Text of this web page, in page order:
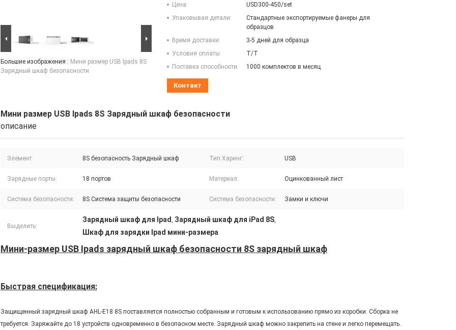
Большие изображения : Мини размер USB Ipads 8S
Зарядный шкаф безопасности
Цена:
USD300-450/set
Упаковывая детали:
Стандартные экспортируемые фанеры для
образцов
Время доставки:
3-5 дней для образца
Условия оплаты:
T/T
Поставка способности:
1000 комплектов в месяц
Контакт
Мини размер USB Ipads 8S Зарядный шкаф безопасности
описание
Элемент: 8S безопасность Зарядный шкаф Тип Харинг: USB
Зарядные порты: 18 портов Материал: Оцинкованный лист
Система безопасности: 8S Система защиты безопасности Система безопасности: Замки и ключи
Выделить:
Зарядный шкаф для Ipad, Зарядный шкаф для iPad 8S,
Шкаф для зарядки Ipad мини-размера
Мини-размер USB Ipads зарядный шкаф безопасности 8S зарядный шкаф
Быстрая спецификация:
Защищенный зарядный шкаф AHL-E18 8S поставляется полностью собранным и готовым к использованию прямо из коробки. Сборка не
требуется. Заряжайте до 18 устройств одновременно в безопасном месте. Зарядный шкаф можно закрепить на стене и легко перемещать.